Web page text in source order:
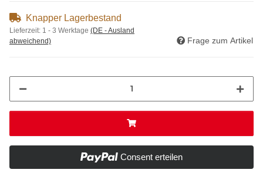
Knapper Lagerbestand
Lieferzeit: 1 - 3 Werktage (DE - Ausland
abweichend)
Frage zum Artikel
Consent erteilen